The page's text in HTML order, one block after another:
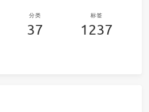
分类
37
标签
1237